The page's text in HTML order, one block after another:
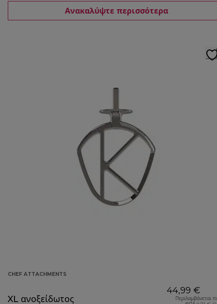
Ανακαλύψτε περισσότερα
CHEF ATTACHMENTS
XL ανοξείδωτος
44,99 €
Περιλαμβάνεται